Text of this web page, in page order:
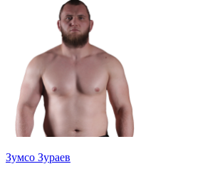
Зумсо Зураев